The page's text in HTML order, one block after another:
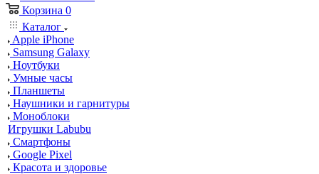
Корзина 0
Каталог
Apple iPhone
Samsung Galaxy
Ноутбуки
Умные часы
Планшеты
Наушники и гарнитуры
Моноблоки
Игрушки Labubu
Смартфоны
Google Pixel
Красота и здоровье